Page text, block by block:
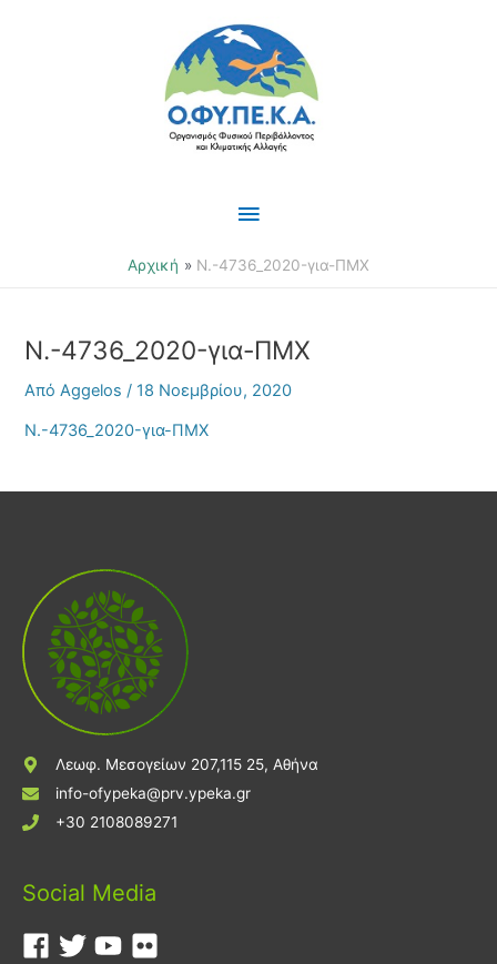
Κύριο
Μενού
Αρχική N.-4736_2020-για-ΠΜΧ
N.-4736_2020-για-ΠΜΧ
ΑπόAggelos/18 Νοεμβρίου, 2020
N.-4736_2020-για-ΠΜΧ
Λεωφ. Μεσογείων 207,115 25, Αθήνα
info-ofypeka@prv.ypeka.gr
+30 2108089271
Social Media